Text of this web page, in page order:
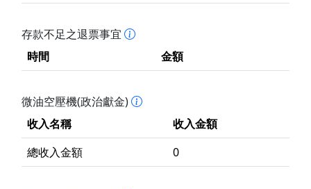
存款不足之退票事宜
時間
金額
微油空壓機(政治獻金)
收入名稱
收入金額
總收入金額
0